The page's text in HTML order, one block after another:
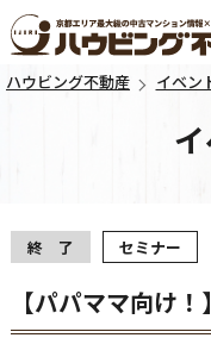
ハウビング不動産 イベン
終 了 セミナー
【パパママ向け